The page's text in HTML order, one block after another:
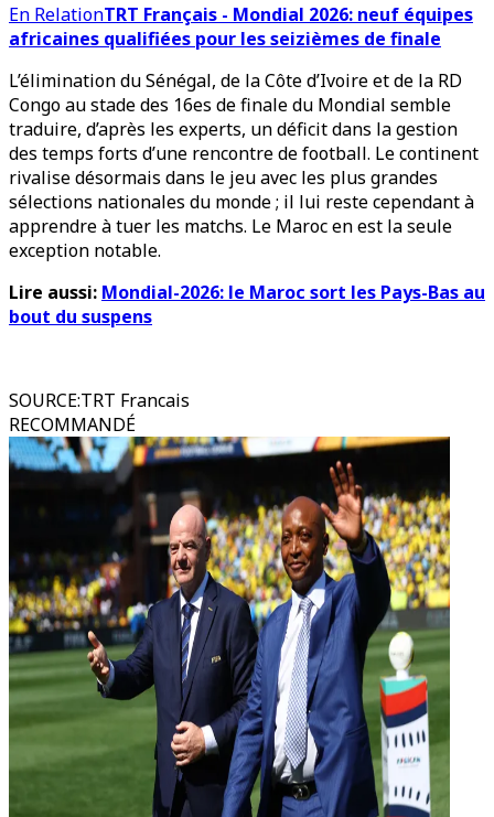
En RelationTRT Français - Mondial 2026: neuf équipes
africaines qualifiées pour les seizièmes de finale
L’élimination du Sénégal, de la Côte d’Ivoire et de la RD
Congo au stade des 16es de finale du Mondial semble
traduire, d’après les experts, un déficit dans la gestion
des temps forts d’une rencontre de football. Le continent
rivalise désormais dans le jeu avec les plus grandes
sélections nationales du monde ; il lui reste cependant à
apprendre à tuer les matchs. Le Maroc en est la seule
exception notable.
Lire aussi: Mondial-2026: le Maroc sort les Pays-Bas au
bout du suspens
SOURCE:TRT Francais
RECOMMANDÉ